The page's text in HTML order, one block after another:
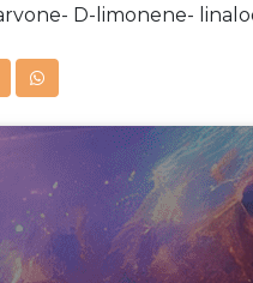
D-limonene-